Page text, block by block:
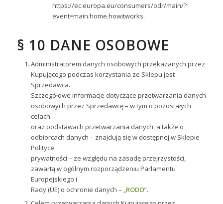
https://ec.europa.eu/consumers/odr/main/?
event=main.home.howitworks.
§ 10 DANE OSOBOWE
Administratorem danych osobowych przekazanych przez
Kupującego podczas korzystania ze Sklepu jest
Sprzedawca.
Szczegółowe informacje dotyczące przetwarzania danych
osobowych przez Sprzedawcę – w tym o pozostałych
celach
oraz podstawach przetwarzania danych, a także o
odbiorcach danych – znajdują się w dostępnej w Sklepie
Polityce
prywatności – ze względu na zasadę przejrzystości,
zawartą w ogólnym rozporządzeniu Parlamentu
Europejskiego i
Rady (UE) o ochronie danych – „ RODO”.